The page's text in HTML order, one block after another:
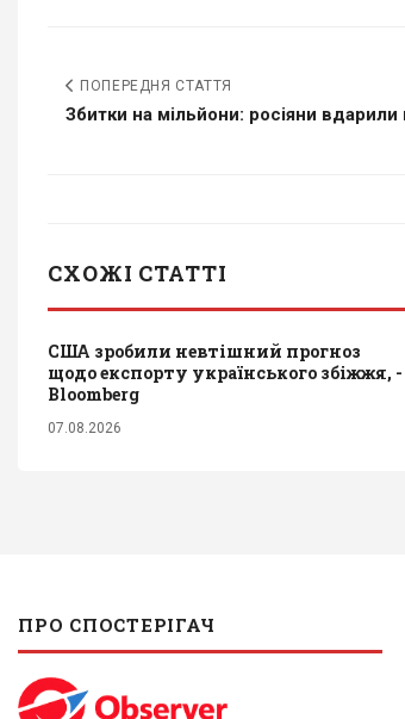
ПОПЕРЕДНЯ СТАТТЯ
Збитки на мільйони: росіяни вдарили
СХОЖІ СТАТТІ
США зробили невтішний прогноз
щодо експорту українського збіжжя, -
Bloomberg
07.08.2026
ПРО СПОСТЕРІГАЧ